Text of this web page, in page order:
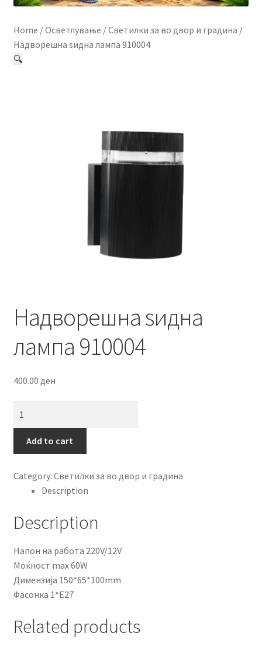
Корисничка подршка
Рекламации и замена на производ
Home /Осветлување /Светилки за во двор и градина /
Надворешна ѕидна лампа 910004
🔍
Надворешна ѕидна
лампа 910004
400.00 ден
лампа
910004
Add to cart
Category: Светилки за во двор и градина
Description
Description
Напон на работа 220V/12V
Моќност max 60W
Димензија 150*65*100mm
Фасонка 1*E27
Related products